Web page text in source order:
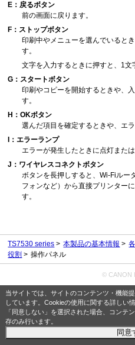
当サイトでは、サイトのコンテンツ・機能
しています。Cookieの使用に関する詳しい
「同意しない」を選択された場合、コンテ
存のみ行います。
同意
E：戻るボタン
前の画面に戻ります。
F：ストップボタン
印刷中やメニューを選んでいると
す。
文字を入力するときに押すと、1文
G：スタートボタン
印刷やコピーを開始するときや、
す。
H：OKボタン
選んだ項目を確定するときや、エ
I：エラーランプ
エラーが発生したときに点灯または
J：ワイヤレスコネクトボタン
ボタンを長押しすると、Wi-Fiルー
フォンなど）から直接プリンター
す。
TS7530 series 本製品の基本情報
役割
操作パネル
© CANON